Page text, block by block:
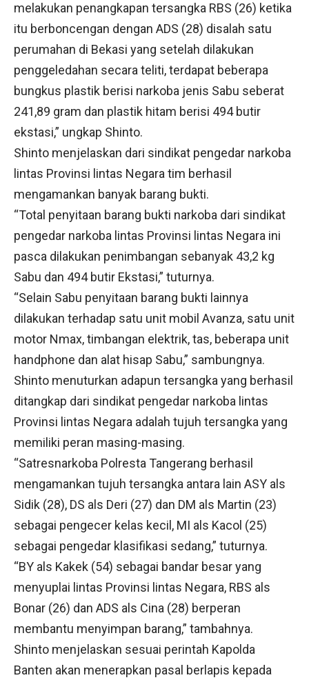
melakukan penangkapan tersangka RBS (26) ketika
itu berboncengan dengan ADS (28) disalah satu
perumahan di Bekasi yang setelah dilakukan
penggeledahan secara teliti, terdapat beberapa
bungkus plastik berisi narkoba jenis Sabu seberat
241,89 gram dan plastik hitam berisi 494 butir
ekstasi,” ungkap Shinto.
Shinto menjelaskan dari sindikat pengedar narkoba
lintas Provinsi lintas Negara tim berhasil
mengamankan banyak barang bukti.
“Total penyitaan barang bukti narkoba dari sindikat
pengedar narkoba lintas Provinsi lintas Negara ini
pasca dilakukan penimbangan sebanyak 43,2 kg
Sabu dan 494 butir Ekstasi,” tuturnya.
“Selain Sabu penyitaan barang bukti lainnya
dilakukan terhadap satu unit mobil Avanza, satu unit
motor Nmax, timbangan elektrik, tas, beberapa unit
handphone dan alat hisap Sabu,” sambungnya.
Shinto menuturkan adapun tersangka yang berhasil
ditangkap dari sindikat pengedar narkoba lintas
Provinsi lintas Negara adalah tujuh tersangka yang
memiliki peran masing-masing.
“Satresnarkoba Polresta Tangerang berhasil
mengamankan tujuh tersangka antara lain ASY als
Sidik (28), DS als Deri (27) dan DM als Martin (23)
sebagai pengecer kelas kecil, MI als Kacol (25)
sebagai pengedar klasifikasi sedang,” tuturnya.
“BY als Kakek (54) sebagai bandar besar yang
menyuplai lintas Provinsi lintas Negara, RBS als
Bonar (26) dan ADS als Cina (28) berperan
membantu menyimpan barang,” tambahnya.
Shinto menjelaskan sesuai perintah Kapolda
Banten akan menerapkan pasal berlapis kepada